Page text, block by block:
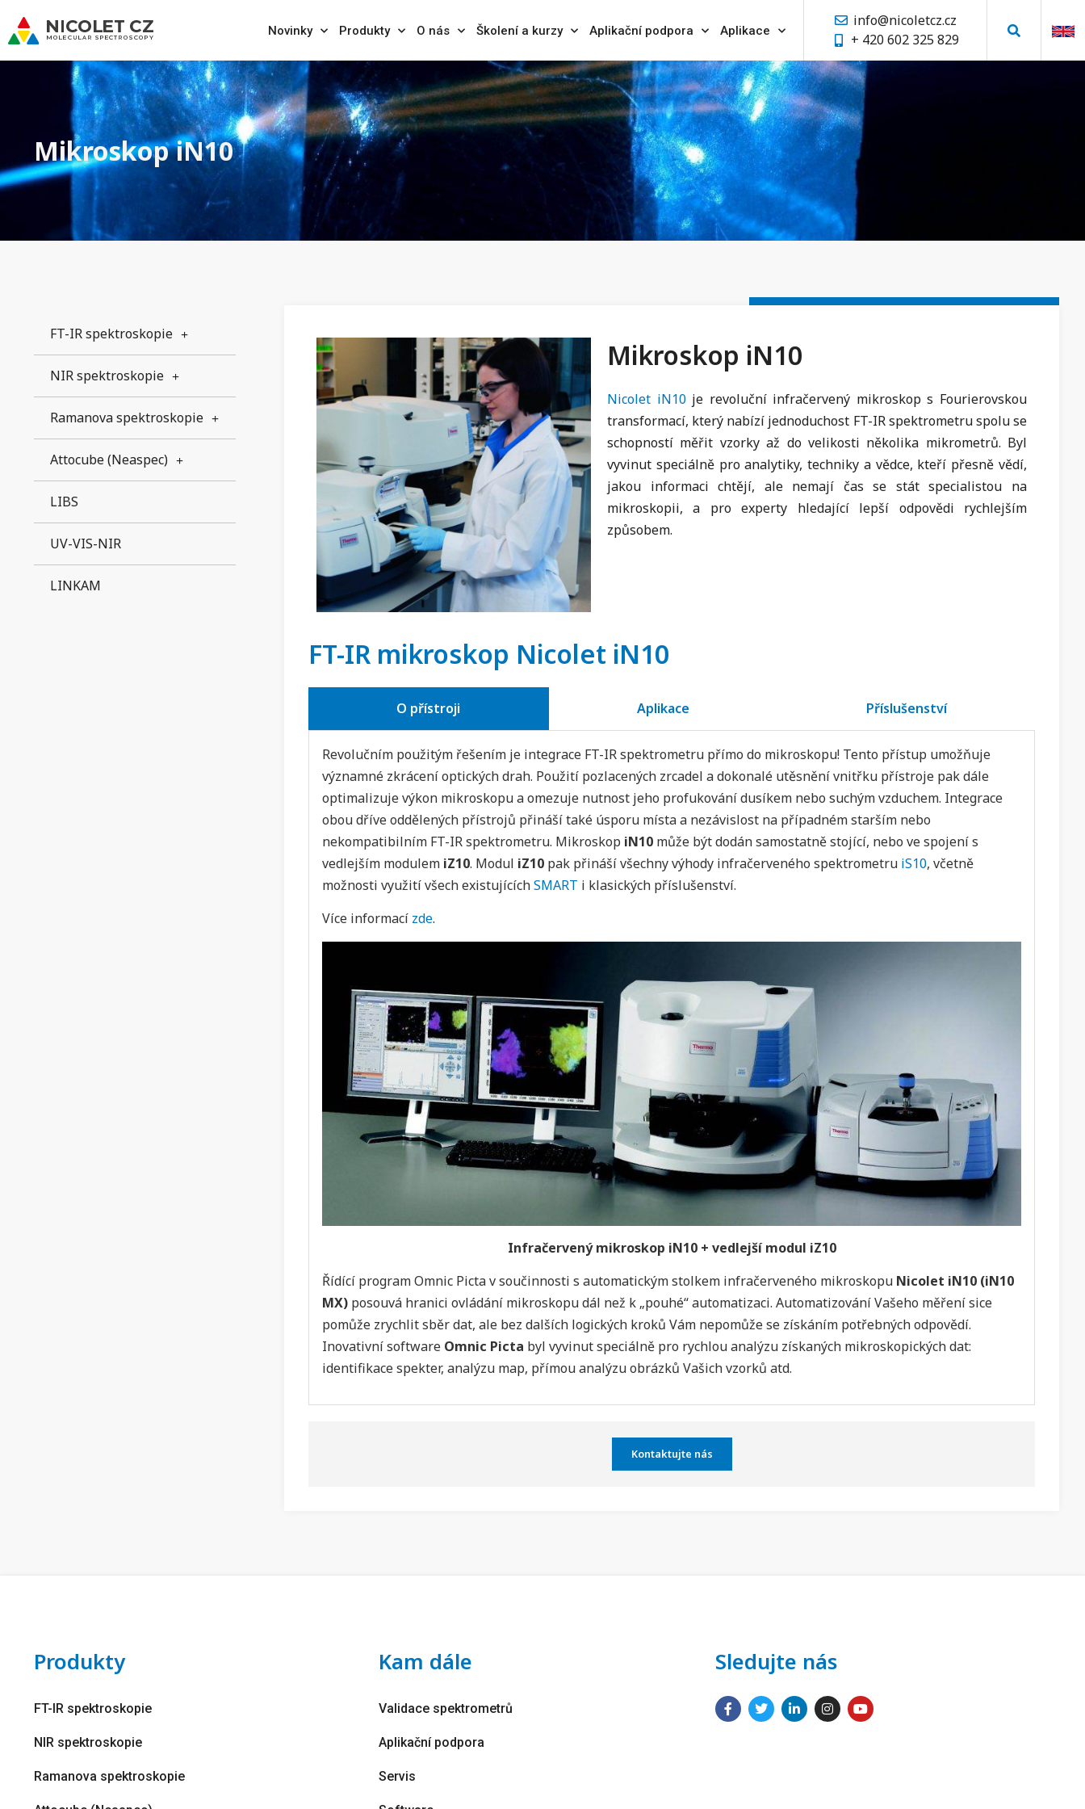
Novinky Produkty O nás Školení a kurzy Aplikační podpora Aplikace
info@nicoletcz.cz
+ 420 602 325 829
Mikroskop iN10
FT-IR spektroskopie
NIR spektroskopie
Ramanova spektroskopie
Attocube (Neaspec)
LIBS
UV-VIS-NIR
LINKAM
Mikroskop iN10
Nicolet iN10je revoluční infračervený mikroskop s Fourierovskou
transformací, který nabízí jednoduchost FT-IR spektrometru spolu se
schopností měřit vzorky až do velikosti několika mikrometrů. Byl
vyvinut speciálně pro analytiky, techniky a vědce, kteří přesně vědí,
jakou informaci chtějí, ale nemají čas se stát specialistou na
mikroskopii, a pro experty hledající lepší odpovědi rychlejším
způsobem.
FT-IR mikroskop Nicolet iN10
O přístroji Aplikace Příslušenství
Revolučním použitým řešením je integrace FT-IR spektrometru přímo do mikroskopu! Tento přístup umožňuje
významné zkrácení optických drah. Použití pozlacených zrcadel a dokonalé utěsnění vnitřku přístroje pak dále
optimalizuje výkon mikroskopu a omezuje nutnost jeho profukování dusíkem nebo suchým vzduchem. Integrace
obou dříve oddělených přístrojů přináší také úsporu místa a nezávislost na případném starším nebo
nekompatibilním FT-IR spektrometru. Mikroskop iN10 může být dodán samostatně stojící, nebo ve spojení s
vedlejším modulem iZ10. Modul iZ10 pak přináší všechny výhody infračerveného spektrometru iS10, včetně
možnosti využití všech existujícíchSMART i klasických příslušenství.
Více informací zde.
Infračervený mikroskop iN10 + vedlejší modul iZ10
Řídící program Omnic Picta v součinnosti s automatickým stolkem infračerveného mikroskopu Nicolet iN10 (iN10
MX) posouvá hranici ovládání mikroskopu dál než k „pouhé“ automatizaci. Automatizování Vašeho měření sice
pomůže zrychlit sběr dat, ale bez dalších logických kroků Vám nepomůže se získáním potřebných odpovědí.
Inovativní software Omnic Picta byl vyvinut speciálně pro rychlou analýzu získaných mikroskopických dat:
identifikace spekter, analýzu map, přímou analýzu obrázků Vašich vzorků atd.
Kontaktujte nás
Produkty
FT-IR spektroskopie
NIR spektroskopie
Ramanova spektroskopie
Kam dále
Validace spektrometrů
Aplikační podpora
Servis
Sledujte nás